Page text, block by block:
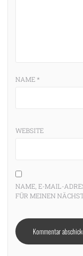
NAME*
WEBSITE
NAME, E-MAIL-
FÜR MEINEN